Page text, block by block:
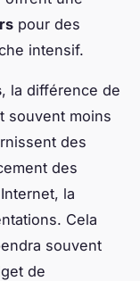
pour des
intensif.
, la différence de
souvent moins
des
des
la
Cela
souvent
de